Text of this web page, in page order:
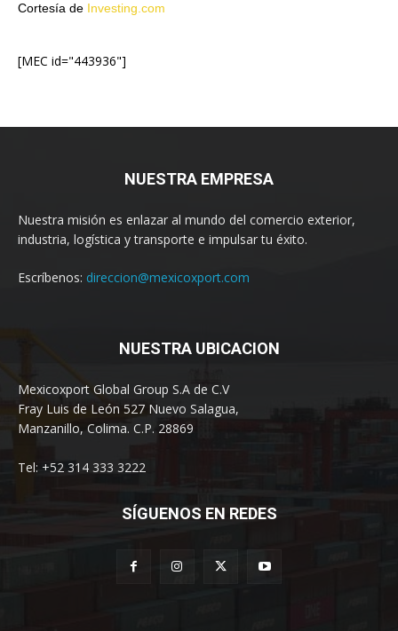
Cortesía de Investing.com
[MEC id="443936"]
NUESTRA EMPRESA
Nuestra misión es enlazar al mundo del comercio exterior,
industria, logística y transporte e impulsar tu éxito.
Escríbenos: direccion@mexicoxport.com
NUESTRA UBICACION
Mexicoxport Global Group S.A de C.V
Fray Luis de León 527 Nuevo Salagua,
Manzanillo, Colima. C.P. 28869
Tel: +52 314 333 3222
SÍGUENOS EN REDES